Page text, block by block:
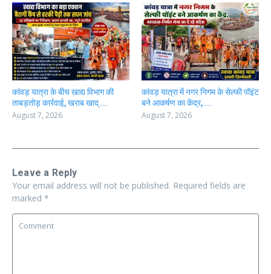
कांवड़ यात्रा के बीच खाद्य विभाग की
ताबड़तोड़ कार्रवाई, खराब खाद् ...
August 7, 2026
कांवड़ यात्रा में नगर निगम के सेल्फी पॉइंट
बने आकर्षण का केंद्र, ...
August 7, 2026
Leave a Reply
Your email address will not be published. Required fields are
marked *